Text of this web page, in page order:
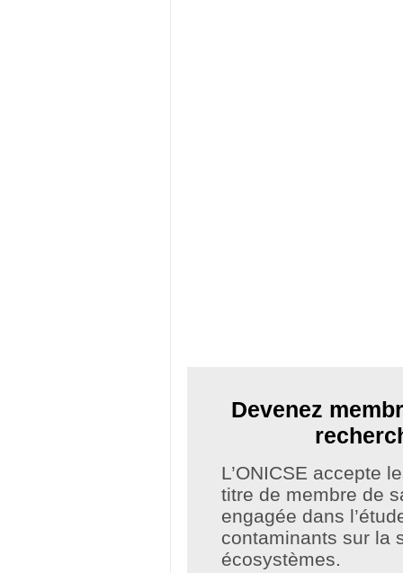
Devenez
L’ONICSE accepte
titre de membre de
engagée dans
contaminants sur la
écosystèmes.